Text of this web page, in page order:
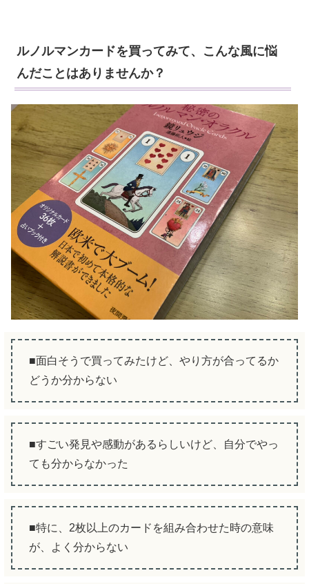
ルノルマンカードを買ってみて、こんな風に悩
んだことはありませんか？
■面白そうで買ってみたけど、やり方が合ってるか
どうか分からない
■すごい発見や感動があるらしいけど、自分でやっ
ても分からなかった
■特に、2枚以上のカードを組み合わせた時の意味
が、よく分からない